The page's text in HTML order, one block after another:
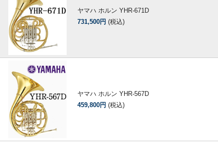
ヤマハ ホルン YHR-671D
731,500円 (税込)
ヤマハ ホルン YHR-567D
459,800円 (税込)